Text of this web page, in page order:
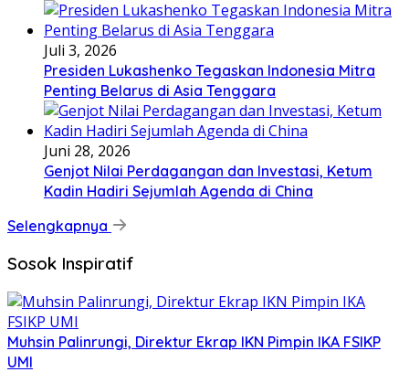
Juli 3, 2026
Presiden Lukashenko Tegaskan Indonesia Mitra
Penting Belarus di Asia Tenggara
Juni 28, 2026
Genjot Nilai Perdagangan dan Investasi, Ketum
Kadin Hadiri Sejumlah Agenda di China
Selengkapnya
Sosok Inspiratif
Muhsin Palinrungi, Direktur Ekrap IKN Pimpin IKA FSIKP
UMI